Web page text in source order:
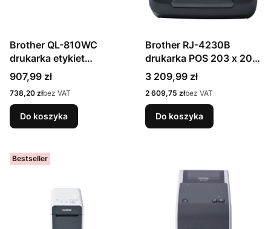
Brother QL-810WC
drukarka etykiet
bezpośrednio termiczny
Kolor 300 x 300 DPI 176
mm/s Przewodowy i
Bezprzewodowy DK Wi-
Fi
Cena
907,99 zł
Cena
738,20 złbez VAT
Do koszyka
Brother RJ-4230B
drukarka POS 203 x 203
DPI Przewodowy i
Bezprzewodowy
bezpośrednio termiczny
Drukarek mobilnych
Cena
3 209,99 zł
Cena
2 609,75 złbez VAT
Do koszyka
Bestseller